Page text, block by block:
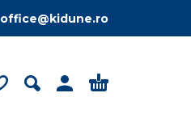
office@kidune.ro